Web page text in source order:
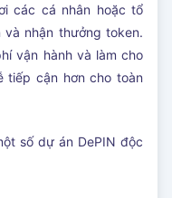
các cá nhân hoặc tổ
nhận thưởng token.
vận hành và làm cho
tiếp cận hơn cho toàn
số dự án DePIN độc